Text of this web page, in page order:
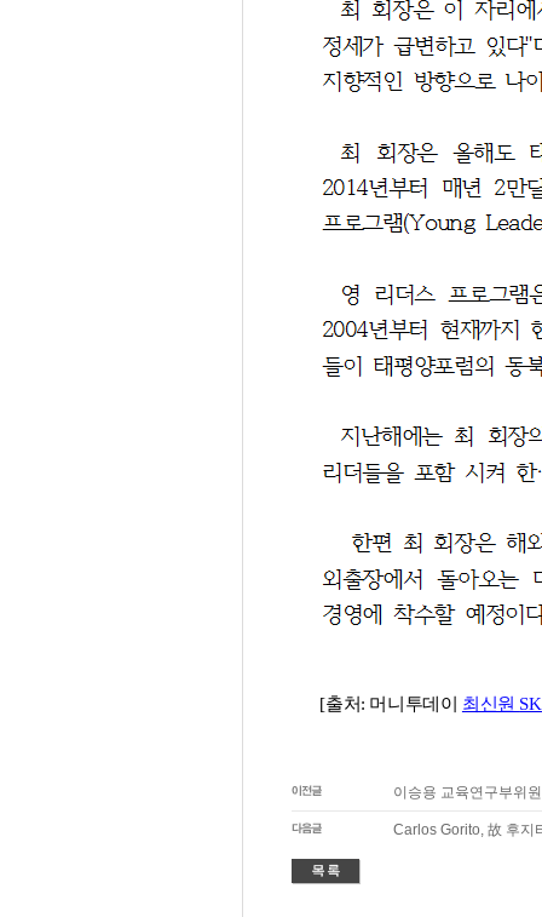
이승용 교육연구부위
Carlos Gorito, 故 후지